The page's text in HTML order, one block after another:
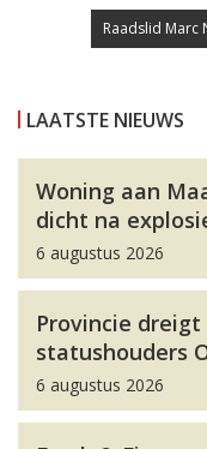
Raadslid Marc
LAATSTE NIEUWS
Woning aan
dicht na
6 augustus 2026
Provincie
statushouders
6 augustus 2026